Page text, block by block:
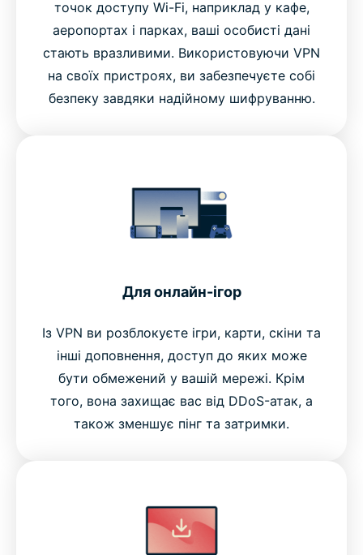
точок доступу Wi-Fi, наприклад у кафе,
аеропортах і парках, ваші особисті дані
стають вразливими. Використовуючи VPN
на своїх пристроях, ви забезпечуєте собі
безпеку завдяки надійному шифруванню.
Для онлайн-ігор
Із VPN ви розблокуєте ігри, карти, скіни та
інші доповнення, доступ до яких може
бути обмежений у вашій мережі. Крім
того, вона захищає вас від DDoS-атак, а
також зменшує пінг та затримки.